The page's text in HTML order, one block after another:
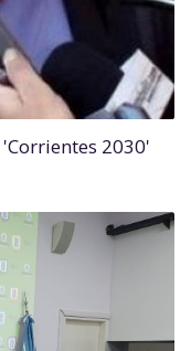
2030'